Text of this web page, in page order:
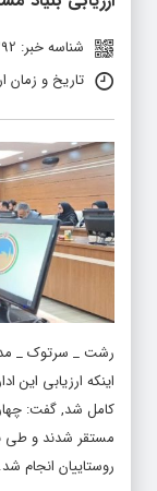
شناسه خبر: 6392
تاریخ و زمان ارسال: 16 اردیبهشت
رشت _ سرتوک _
اینکه ارزیابی این
کامل شد, گفت: چهار
مستقر شدند و طی
روستاییان انجام شد.